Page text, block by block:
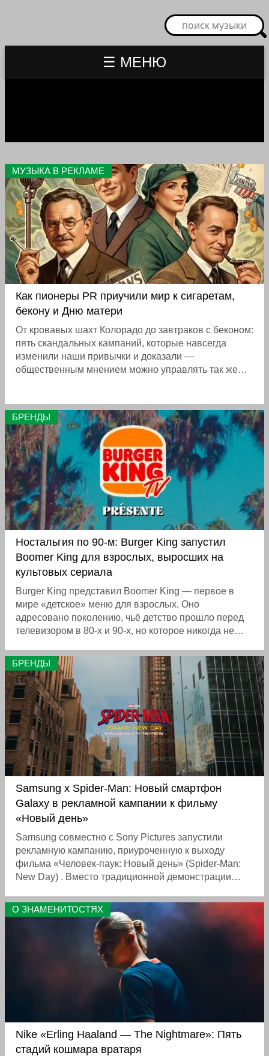
☰ МЕНЮ
МУЗЫКА В РЕКЛАМЕ
Как пионеры PR приучили мир к сигаретам,
бекону и Дню матери
От кровавых шахт Колорадо до завтраков с беконом:
пять скандальных кампаний, которые навсегда
изменили наши привычки и доказали —
общественным мнением можно управлять так же
БРЕНДЫ
Ностальгия по 90-м: Burger King запустил
Boomer King для взрослых, выросших на
культовых сериала
Burger King представил Boomer King — первое в
мире «детское» меню для взрослых. Оно
адресовано поколению, чьё детство прошло перед
телевизором в 80-х и 90-х, но которое никогда не
Вдохновением стали четыре легендарных сериала:
«Все женщины — ведьмы», «Беверли-Хиллз,
90210», «Спасённые звонком» и «Рыцарь дорог». В
комплекте к меню идут ностальгические предметы из
сериалов: кружка (Charmed), очки (Beverly Hills
90210), носки (Saved by the Bell) и футболка (Knight
Rider)
БРЕНДЫ
Samsung x Spider-Man: Новый смартфон
Galaxy в рекламной кампании к фильму
«Новый день»
Samsung совместно с Sony Pictures запустили
рекламную кампанию, приуроченную к выходу
фильма «Человек-паук: Новый день» (Spider-Man:
New Day) . Вместо традиционной демонстрации
сюжет вселенной Marvel, где Человек-паук
становится владельцем устройства, способного
выдержать экстремальные испытания. В ролике
также появился актёр Джейкоб Баталон, известный
по роли Неда Лидса в последних фильмах о
О ЗНАМЕНИТОСТЯХ
Nike «Erling Haaland — The Nightmare»: Пять
стадий кошмара вратаря